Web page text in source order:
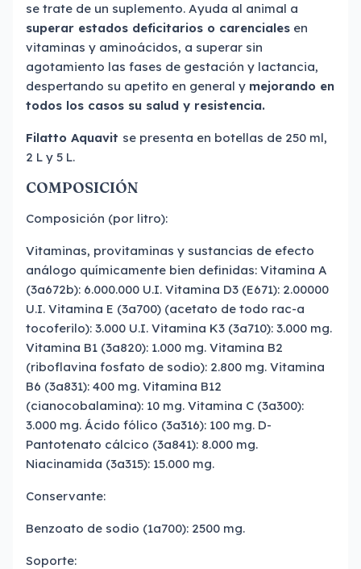
se trate de un suplemento. Ayuda al animal a
superar estados deficitarios o carenciales en
vitaminas y aminoácidos, a superar sin
agotamiento las fases de gestación y lactancia,
despertando su apetito en general y mejorando en
todos los casos su salud y resistencia.
Filatto Aquavit se presenta en botellas de 250 ml,
2 L y 5 L.
COMPOSICIÓN
Composición (por litro):
Vitaminas, provitaminas y sustancias de efecto
análogo químicamente bien definidas: Vitamina A
(3a672b): 6.000.000 U.I. Vitamina D3 (E671): 2.00000
U.I. Vitamina E (3a700) (acetato de todo rac-a
tocoferilo): 3.000 U.I. Vitamina K3 (3a710): 3.000 mg.
Vitamina B1 (3a820): 1.000 mg. Vitamina B2
(riboflavina fosfato de sodio): 2.800 mg. Vitamina
B6 (3a831): 400 mg. Vitamina B12
(cianocobalamina): 10 mg. Vitamina C (3a300):
3.000 mg. Ácido fólico (3a316): 100 mg. D-
Pantotenato cálcico (3a841): 8.000 mg.
Niacinamida (3a315): 15.000 mg.
Conservante:
Benzoato de sodio (1a700): 2500 mg.
Soporte: